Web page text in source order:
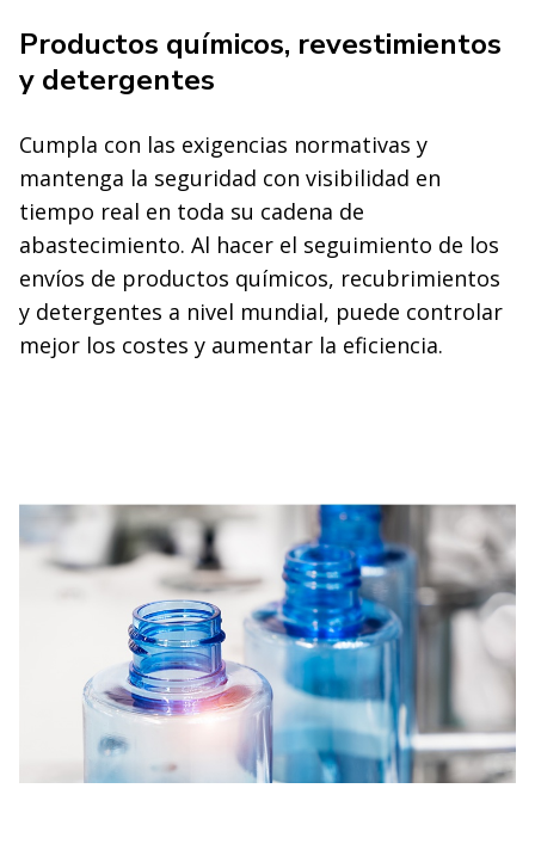
Productos químicos, revestimientos
y detergentes
Cumpla con las exigencias normativas y
mantenga la seguridad con visibilidad en
tiempo real en toda su cadena de
abastecimiento. Al hacer el seguimiento de los
envíos de productos químicos, recubrimientos
y detergentes a nivel mundial, puede controlar
mejor los costes y aumentar la eficiencia.